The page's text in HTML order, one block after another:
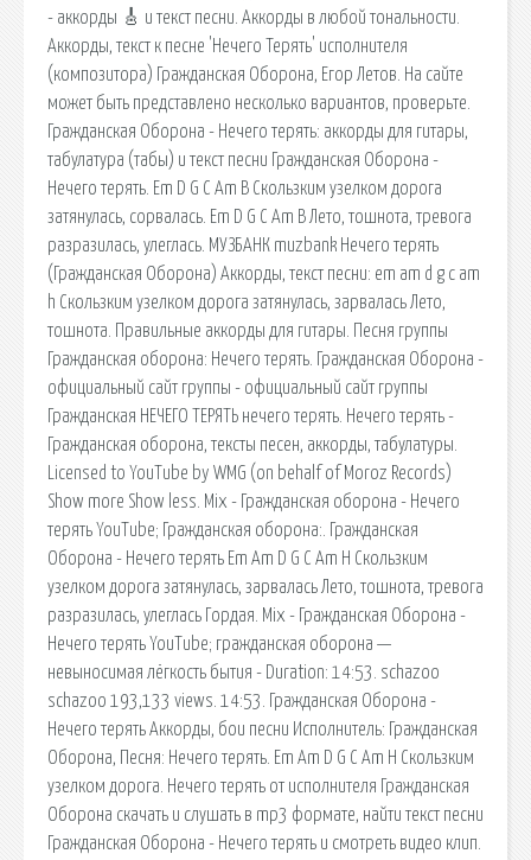
- аккорды 🎸 и текст песни. Аккорды в любой тональности.
Аккорды, текст к песне 'Нечего Терять' исполнителя
(композитора) Гражданская Оборона, Егор Летов. На сайте
может быть представлено несколько вариантов, проверьте.
Гражданская Оборона - Нечего терять: аккорды для гитары,
табулатура (табы) и текст песни Гражданская Оборона -
Нечего терять. Em D G C Am B Скользким узелком дорога
затянулась, сорвалась. Em D G C Am B Лето, тошнота, тревога
разразилась, улеглась. МУЗБАНК muzbank Нечего терять
(Гражданская Оборона) Аккорды, текст песни: em am d g c am
h Скользким узелком дорога затянулась, зарвалась Лето,
тошнота. Правильные аккорды для гитары. Песня группы
Гражданская оборона: Нечего терять. Гражданская Оборона -
официальный сайт группы - официальный сайт группы
Гражданская НЕЧЕГО ТЕРЯТЬ нечего теpять. Нечего терять -
Гражданская оборона, тексты песен, аккорды, табулатуры.
Licensed to YouTube by WMG (on behalf of Moroz Records)
Show more Show less. Mix - Гражданская оборона - Нечего
терять YouTube; Гражданская оборона:. Гражданская
Оборона - Нечего терять Em Am D G C Am H Скользким
узелком дорога затянулась, зарвалась Лето, тошнота, тревога
разразилась, улеглась Гордая. Mix - Гражданская Оборона -
Нечего терять YouTube; гражданская оборона —
невыносимая лёгкость бытия - Duration: 14:53. schazoo
schazoo 193,133 views. 14:53. Гражданская Оборона -
Нечего терять Аккорды, бои песни Исполнитель: Гражданская
Оборона, Песня: Нечего терять. Em Am D G C Am H Скользким
узелком дорога. Нечего терять от исполнителя Гражданская
Оборона скачать и слушать в mp3 формате, найти текст песни
Гражданская Оборона - Нечего терять и смотреть видео клип.